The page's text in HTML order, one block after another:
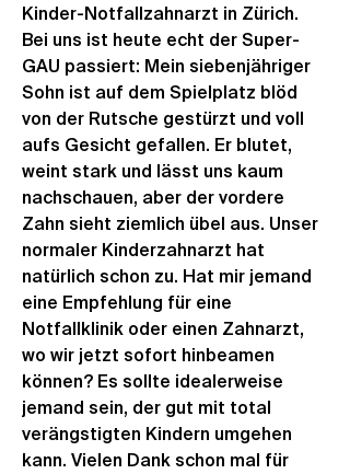
Kinder-Notfallzahnarzt in Zürich.
Bei uns ist heute echt der Super-
GAU passiert: Mein siebenjähriger
Sohn ist auf dem Spielplatz blöd
von der Rutsche gestürzt und voll
aufs Gesicht gefallen. Er blutet,
weint stark und lässt uns kaum
nachschauen, aber der vordere
Zahn sieht ziemlich übel aus. Unser
normaler Kinderzahnarzt hat
natürlich schon zu. Hat mir jemand
eine Empfehlung für eine
Notfallklinik oder einen Zahnarzt,
wo wir jetzt sofort hinbeamen
können? Es sollte idealerweise
jemand sein, der gut mit total
verängstigten Kindern umgehen
kann. Vielen Dank schon mal für